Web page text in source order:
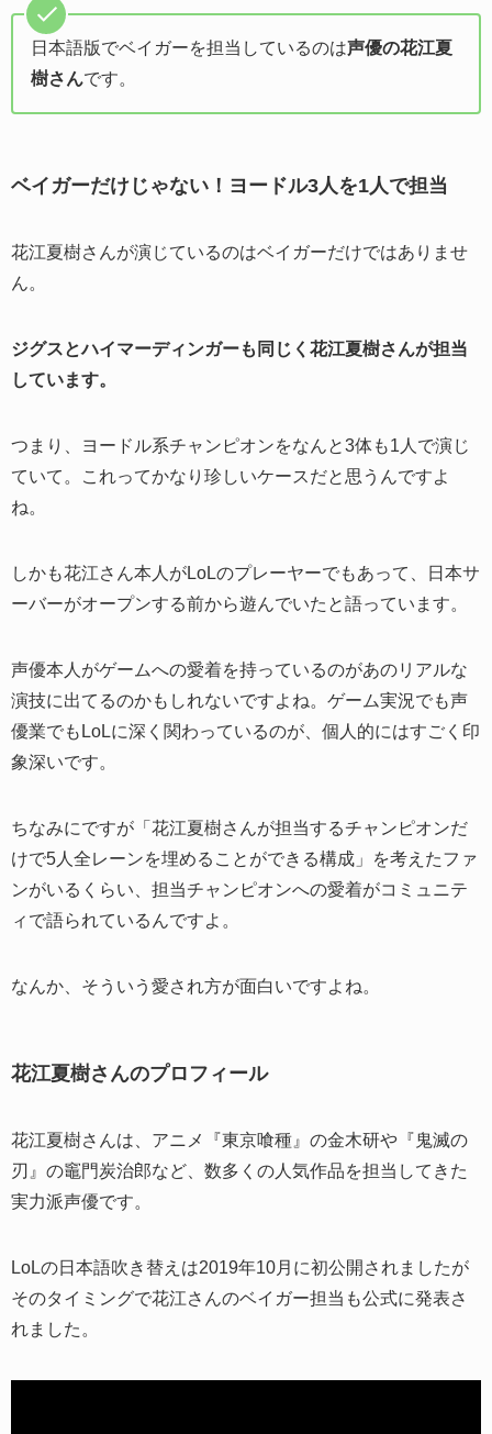
日本語版でベイガーを担当しているのは声優の花江夏
樹さんです。
ベイガーだけじゃない！ヨードル3人を1人で担当
花江夏樹さんが演じているのはベイガーだけではありませ
ん。
ジグスとハイマーディンガーも同じく花江夏樹さんが担当
しています。
つまり、ヨードル系チャンピオンをなんと3体も1人で演じ
ていて。これってかなり珍しいケースだと思うんですよ
ね。
しかも花江さん本人がLoLのプレーヤーでもあって、日本サ
ーバーがオープンする前から遊んでいたと語っています。
声優本人がゲームへの愛着を持っているのがあのリアルな
演技に出てるのかもしれないですよね。ゲーム実況でも声
優業でもLoLに深く関わっているのが、個人的にはすごく印
象深いです。
ちなみにですが「花江夏樹さんが担当するチャンピオンだ
けで5人全レーンを埋めることができる構成」を考えたファ
ンがいるくらい、担当チャンピオンへの愛着がコミュニテ
ィで語られているんですよ。
なんか、そういう愛され方が面白いですよね。
花江夏樹さんのプロフィール
花江夏樹さんは、アニメ『東京喰種』の金木研や『鬼滅の
刃』の竈門炭治郎など、数多くの人気作品を担当してきた
実力派声優です。
LoLの日本語吹き替えは2019年10月に初公開されましたが
そのタイミングで花江さんのベイガー担当も公式に発表さ
れました。